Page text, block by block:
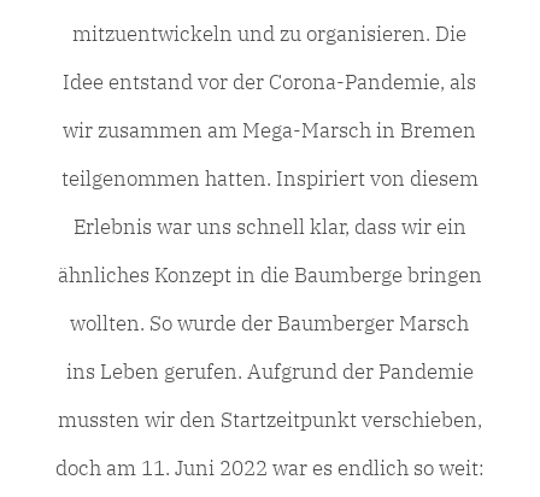
mitzuentwickeln und zu organisieren. Die
Idee entstand vor der Corona-Pandemie, als
wir zusammen am Mega-Marsch in Bremen
teilgenommen hatten. Inspiriert von diesem
Erlebnis war uns schnell klar, dass wir ein
ähnliches Konzept in die Baumberge bringen
wollten. So wurde der Baumberger Marsch
ins Leben gerufen. Aufgrund der Pandemie
mussten wir den Startzeitpunkt verschieben,
doch am 11. Juni 2022 war es endlich so weit: